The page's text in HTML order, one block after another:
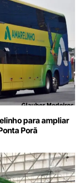
para ampliar
Porã